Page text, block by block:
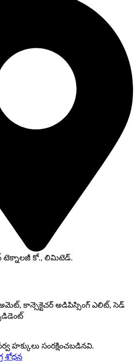
టెక్నాలజీ కో., లిమిటెడ్.
కాన్సెక్టెచర్ అడిపిస్సింగ్ ఎలిట్, సెడ్
హక్కులు సంరక్షించబడినవి.
శోధన